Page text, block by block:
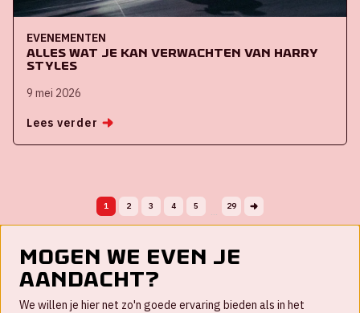
EVENEMENTEN
Alles wat je kan verwachten van Harry
Styles
9 mei 2026
Lees verder
1 2 3 4 5
...
29
Mogen we even je
aandacht?
We willen je hier net zo'n goede ervaring bieden als in het